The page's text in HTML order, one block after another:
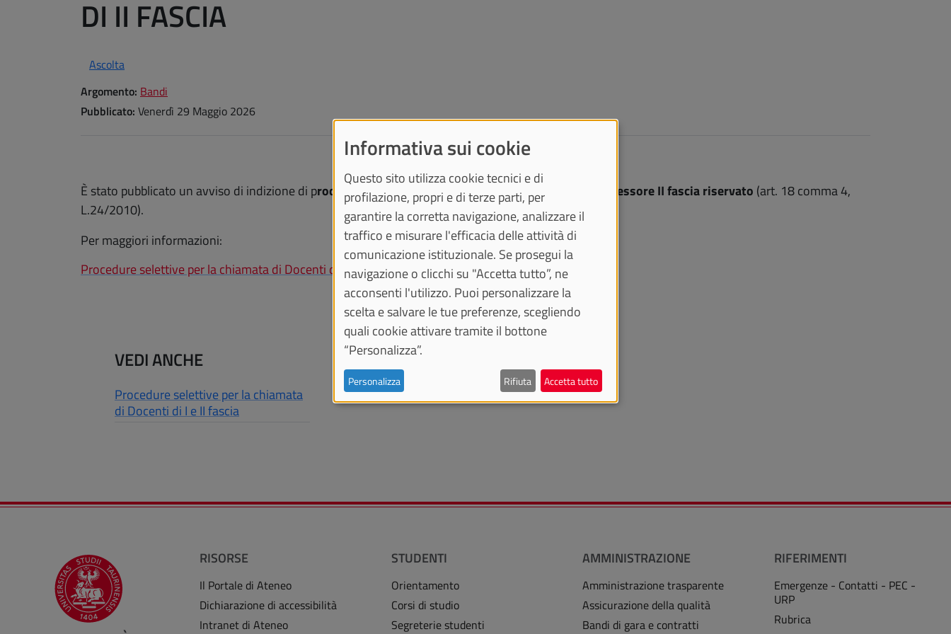
DI II FASCIA
Ascolta
Argomento: Bandi
Pubblicato: Venerdì 29 Maggio 2026
È stato pubblicato un avviso di indizione di procedura selettivaperun posto di Professoressa/Professore II fascia riservato (art. 18 comma 4,
L.24/2010).
Per maggiori informazioni:
Procedure selettive per la chiamata di Docenti di I e II fascia
VEDI ANCHE
Procedure selettive per la chiamata
di Docenti di I e II fascia
RISORSE
Il Portale di Ateneo
Dichiarazione di accessibilità
Intranet di Ateneo
STUDENTI
Orientamento
Corsi di studio
Segreterie studenti
AMMINISTRAZIONE
Amministrazione trasparente
Assicurazione della qualità
Bandi di gara e contratti
RIFERIMENTI
Emergenze - Contatti - PEC -
URP
Rubrica
Informativa sui cookie
Questo sito utilizza cookie tecnici e di
profilazione, propri e di terze parti, per
garantire la corretta navigazione, analizzare il
traffico e misurare l'efficacia delle attività di
comunicazione istituzionale. Se prosegui la
navigazione o clicchi su "Accetta tutto”, ne
acconsenti l'utilizzo. Puoi personalizzare la
scelta e salvare le tue preferenze, scegliendo
quali cookie attivare tramite il bottone
“Personalizza”.
Personalizza Rifiuta Accetta tutto